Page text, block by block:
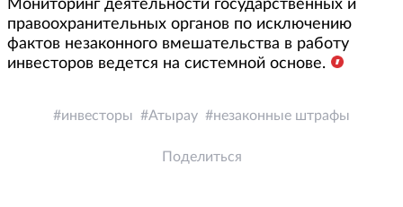
Мониторинг деятельности государственных и
правоохранительных органов по исключению
фактов незаконного вмешательства в работу
инвесторов ведется на системной основе.
инвесторы Атырау незаконные штрафы
Поделиться